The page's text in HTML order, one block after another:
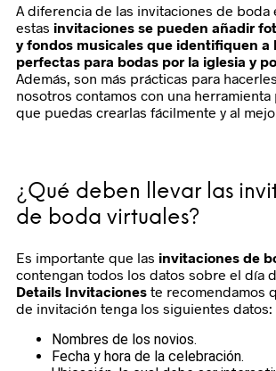
A diferencia de las invitaciones de boda
estas invitaciones se pueden añadir
y fondos musicales que identifiquen a
perfectas para bodas por la iglesia y
Además, son más prácticas para
nosotros contamos con una
que puedas crearlas fácilmente y al
¿Qué deben llevar las
de boda virtuales?
Es importante que las invitaciones de
contengan todos los datos sobre el día
Details Invitaciones te recomendamos
de invitación tenga los siguientes datos:
Nombres de los novios.
Fecha y hora de la celebración.